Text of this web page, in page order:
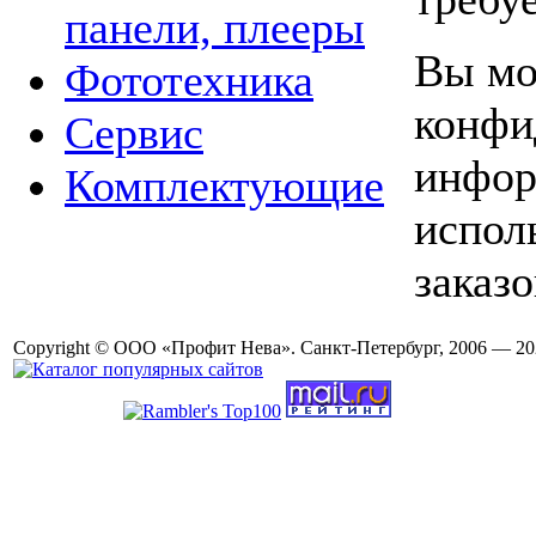
панели, плееры
Фототехника
Сервис
Комплектующие
Вы
Copyright © ООО «Профит Нева». Санкт-Петербург, 2006 —